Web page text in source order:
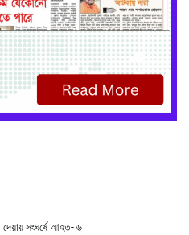
দেয়ায় সংঘর্ষে আহত- ৬